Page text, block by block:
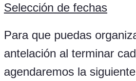
Selección de fechas
Para que puedas
antelación al terminar
agendaremos la